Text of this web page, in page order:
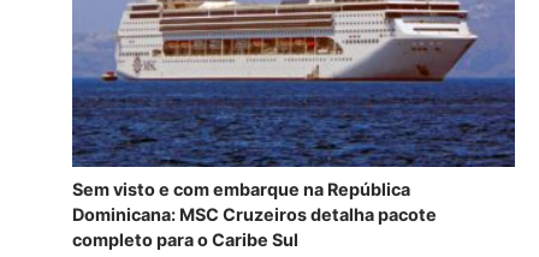
Sem visto e com embarque na República
Dominicana: MSC Cruzeiros detalha pacote
completo para o Caribe Sul